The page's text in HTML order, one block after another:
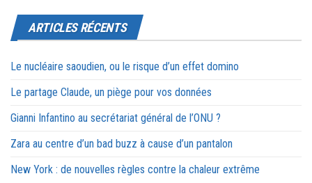
ARTICLES RÉCENTS
Le nucléaire saoudien, ou le risque d’un effet domino
Le partage Claude, un piège pour vos données
Gianni Infantino au secrétariat général de l’ONU ?
Zara au centre d’un bad buzz à cause d’un pantalon
New York : de nouvelles règles contre la chaleur extrême